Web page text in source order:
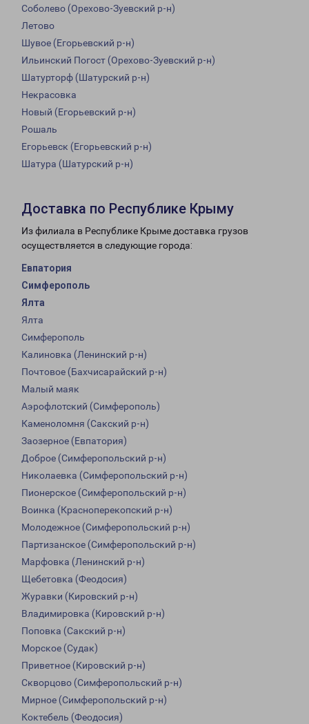
Соболево (Орехово-Зуевский р-н)
Летово
Шувое (Егорьевский р-н)
Ильинский Погост (Орехово-Зуевский р-н)
Шатурторф (Шатурский р-н)
Некрасовка
Новый (Егорьевский р-н)
Рошаль
Егорьевск (Егорьевский р-н)
Шатура (Шатурский р-н)
Доставка по Республике Крыму
Из филиала в Республике Крыме доставка грузов
осуществляется в следующие города:
Евпатория
Симферополь
Ялта
Ялта
Симферополь
Калиновка (Ленинский р-н)
Почтовое (Бахчисарайский р-н)
Малый маяк
Аэрофлотский (Симферополь)
Каменоломня (Сакский р-н)
Заозерное (Евпатория)
Доброе (Симферопольский р-н)
Николаевка (Симферопольский р-н)
Пионерское (Симферопольский р-н)
Воинка (Красноперекопский р-н)
Молодежное (Симферопольский р-н)
Партизанское (Симферопольский р-н)
Марфовка (Ленинский р-н)
Щебетовка (Феодосия)
Журавки (Кировский р-н)
Владимировка (Кировский р-н)
Поповка (Сакский р-н)
Морское (Судак)
Приветное (Кировский р-н)
Скворцово (Симферопольский р-н)
Мирное (Симферопольский р-н)
Коктебель (Феодосия)